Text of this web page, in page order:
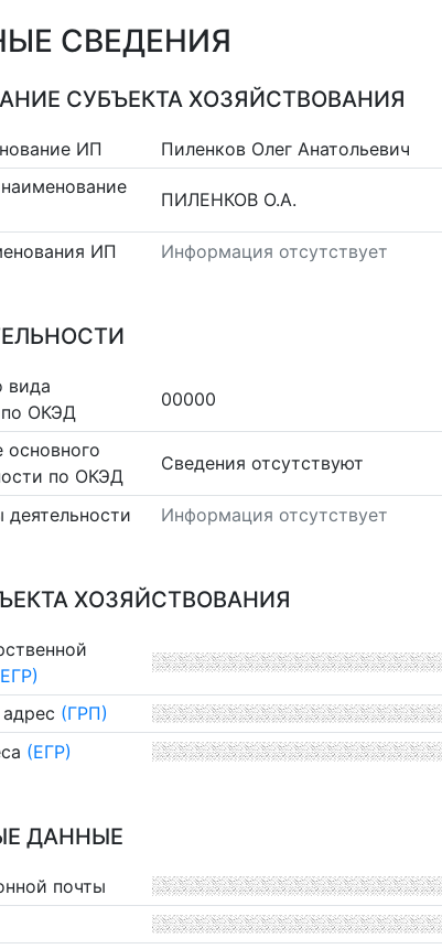
СВЕДЕНИЯ
СУБЪЕКТА ХОЗЯЙСТВОВАНИЯ
ИП
Пиленков Олег Анатольевич
ПИЛЕНКОВ О.А.
ИП Информация отсутствует
вида
по ОКЭД
00000
по ОКЭД
Cведения отсутствуют
Информация отсутствует
ХОЗЯЙСТВОВАНИЯ
(ГРП)
(ЕГР)
ДАННЫЕ
почты